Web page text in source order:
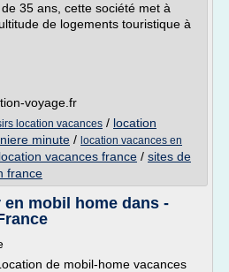
35 ans, cette société met à
de logements touristique à
voyage.fr
location vacances / location
minute / location vacances en
vacances france / sites de
france
mobil home dans -
de mobil-home vacances